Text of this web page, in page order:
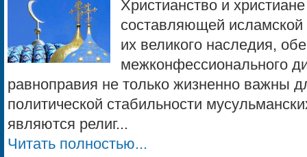
Христианство и
составляющей
их великого наследия,
межконфессионального
равноправия не только жизненно важны
политической стабильности
являются религ...
Читать полностью...